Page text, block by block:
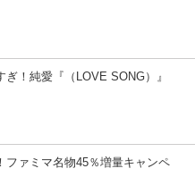
！純愛『（LOVE SONG）』
ファミマ名物45％増量キャンペ